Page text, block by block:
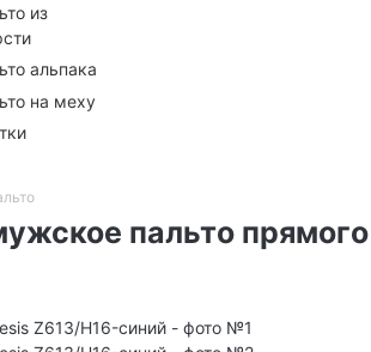
из
альпака
на меху
пальто прямого